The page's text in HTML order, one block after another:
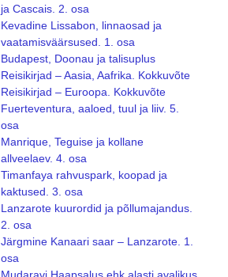
ja Cascais. 2. osa
Kevadine Lissabon, linnaosad ja
vaatamisväärsused. 1. osa
Budapest, Doonau ja talisuplus
Reisikirjad – Aasia, Aafrika. Kokkuvõte
Reisikirjad – Euroopa. Kokkuvõte
Fuerteventura, aaloed, tuul ja liiv. 5.
osa
Manrique, Teguise ja kollane
allveelaev. 4. osa
Timanfaya rahvuspark, koopad ja
kaktused. 3. osa
Lanzarote kuurordid ja põllumajandus.
2. osa
Järgmine Kanaari saar – Lanzarote. 1.
osa